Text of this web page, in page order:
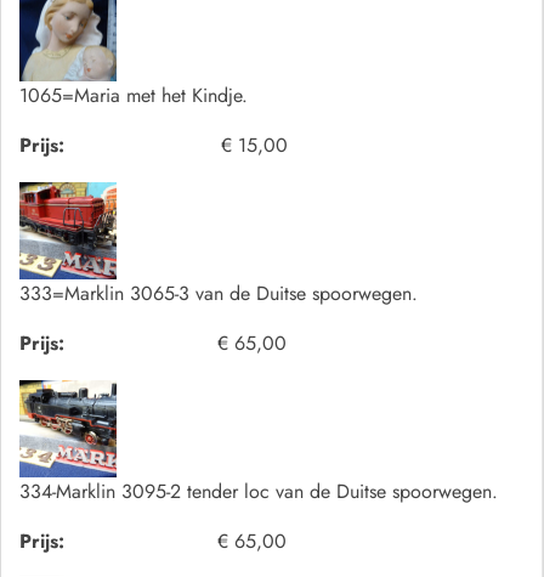
1065=Maria met het Kindje.
Prijs:
€ 15,00
333=Marklin 3065-3 van de Duitse spoorwegen.
Prijs:
€ 65,00
334-Marklin 3095-2 tender loc van de Duitse spoorwegen.
Prijs:
€ 65,00